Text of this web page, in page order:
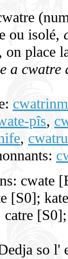
ou isolé,
on place
a cwatre
pîs,
,
cwate
[S0];
so l'